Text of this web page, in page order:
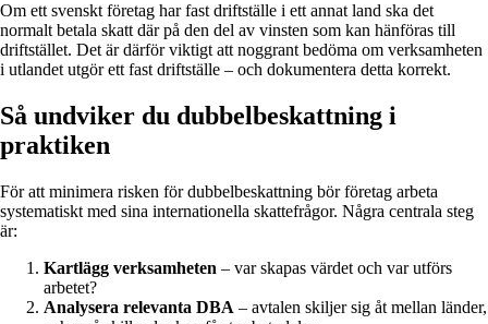
Om ett svenskt företag har fast driftställe i ett annat land ska det
normalt betala skatt där på den del av vinsten som kan hänföras till
driftstället. Det är därför viktigt att noggrant bedöma om verksamheten
i utlandet utgör ett fast driftställe – och dokumentera detta korrekt.
Så undviker du dubbelbeskattning i
praktiken
För att minimera risken för dubbelbeskattning bör företag arbeta
systematiskt med sina internationella skattefrågor. Några centrala steg
är:
Kartlägg verksamheten – var skapas värdet och var utförs
arbetet?
Analysera relevanta DBA – avtalen skiljer sig åt mellan länder,